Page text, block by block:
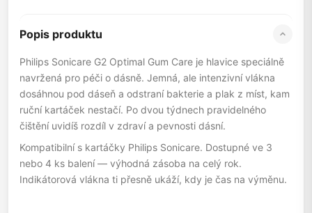
Popis produktu
Philips Sonicare G2 Optimal Gum Care je hlavice speciálně
navržená pro péči o dásně. Jemná, ale intenzivní vlákna
dosáhnou pod dáseň a odstraní bakterie a plak z míst, kam
ruční kartáček nestačí. Po dvou týdnech pravidelného
čištění uvidíš rozdíl v zdraví a pevnosti dásní.
Kompatibilní s kartáčky Philips Sonicare. Dostupné ve 3
nebo 4 ks balení — výhodná zásoba na celý rok.
Indikátorová vlákna ti přesně ukáží, kdy je čas na výměnu.